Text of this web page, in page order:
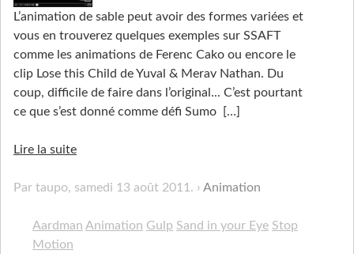
L’animation de sable peut avoir des formes variées et
vous en trouverez quelques exemples sur SSAFT
comme les animations de Ferenc Cako ou encore le
clip Lose this Child de Yuval & Merav Nathan. Du
coup, difficile de faire dans l’original... C’est pourtant
ce que s’est donné comme défi Sumo
[…]
Lire la suite
Par taupo, samedi 13 août 2011 . Animation
Aardman Animation Gulp Sand in your Eye Stop
Motion